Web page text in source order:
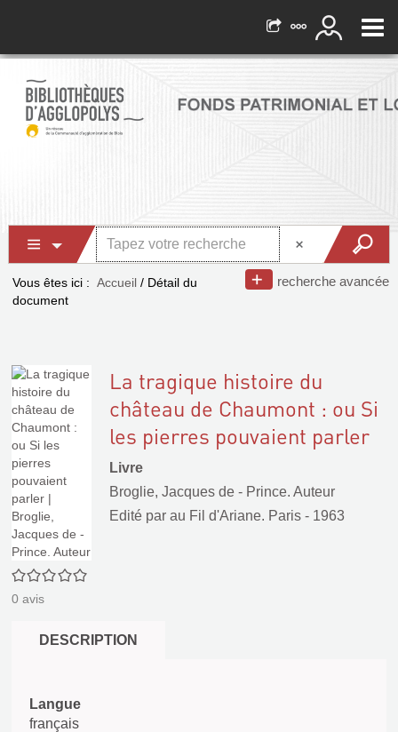
recherche avancée
Vous êtes ici : Accueil / Détail du
document
0/5
0 avis
La tragique histoire du
château de Chaumont : ou Si
les pierres pouvaient parler
Livre
Broglie, Jacques de - Prince. Auteur
Edité par au Fil d'Ariane. Paris - 1963
DESCRIPTION
Langue
français